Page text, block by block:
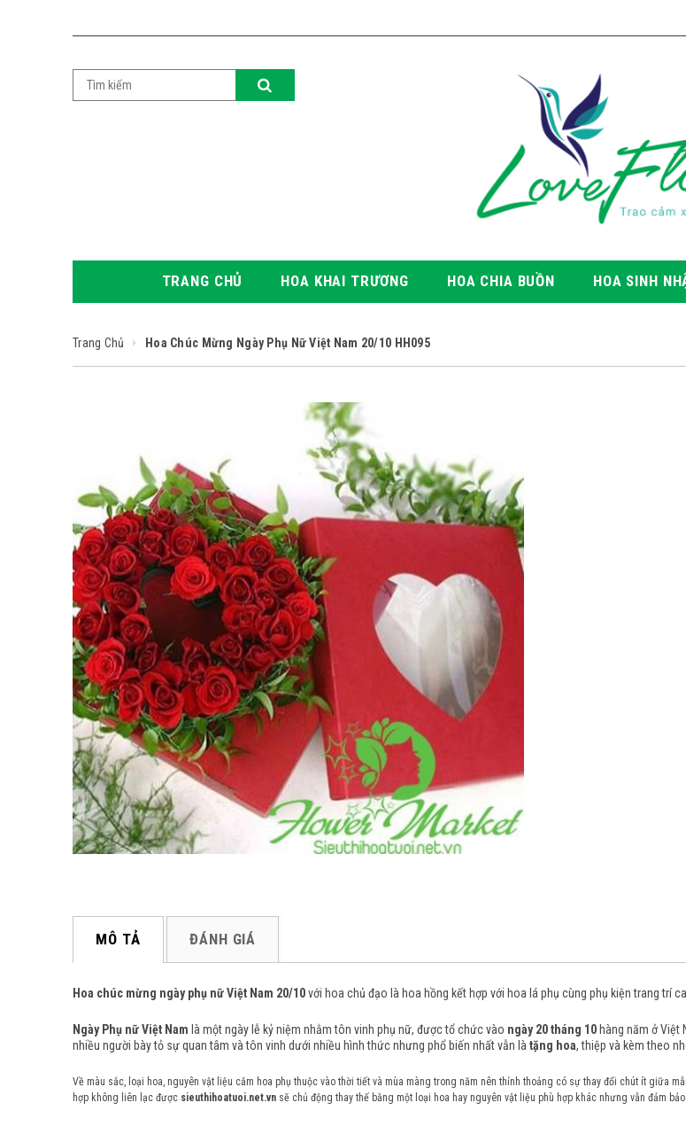
TRANG CHỦ HOA KHAI TRƯƠNG HOA CHIA BUỒN HOA SINH
Trang Chủ Hoa Chúc Mừng Ngày Phụ Nữ Việt Nam 20/10 HH095
MÔ TẢ ĐÁNH GIÁ
Hoa chúc mừng ngày phụ nữ Việt Nam 20/10với hoa chủ đạo là hoa hồng kết hợp với hoa lá phụ cùng phụ kiện trang trí
Ngày Phụ nữ Việt Nam là một ngày lễ kỷ niệm nhằm tôn vinh phụ nữ, được tổ chức vào ngày 20 tháng 10 hàng năm ở Việt
nhiều người bày tỏ sự quan tâm và tôn vinh dưới nhiều hình thức nhưng phổ biến nhất vẫn là tặng hoa, thiệp và kèm theo
Về màu sắc, loại hoa, nguyên vật liệu cắm hoa phụ thuộc vào thời tiết và mùa màng trong năm nên thỉnh thoảng có sự thay đổi chút ít giữa
hợp không liên lạc được sieuthihoatuoi.net.vn sẽ chủ động thay thế bằng một loại hoa hay nguyên vật liệu phù hợp khác nhưng vẫn đảm